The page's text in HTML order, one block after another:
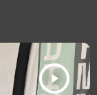
play_arrow